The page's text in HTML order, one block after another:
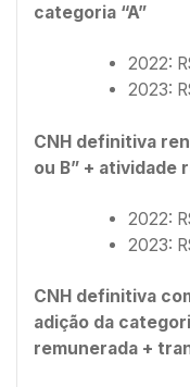
categoria “A”
2022:
2023:
CNH definitiva
ou B” + atividade
2022:
2023:
CNH definitiva
adição da
remunerada +